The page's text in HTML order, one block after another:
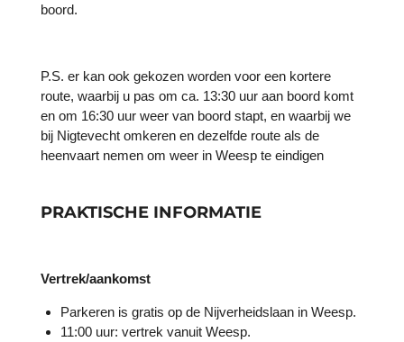
boord.
P.S. er kan ook gekozen worden voor een kortere
route, waarbij u pas om ca. 13:30 uur aan boord komt
en om 16:30 uur weer van boord stapt, en waarbij we
bij Nigtevecht omkeren en dezelfde route als de
heenvaart nemen om weer in Weesp te eindigen
PRAKTISCHE INFORMATIE
Vertrek/aankomst
Parkeren is gratis op de Nijverheidslaan in Weesp.
11:00 uur: vertrek vanuit Weesp.